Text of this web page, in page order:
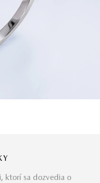
ktorí sa dozvedia o